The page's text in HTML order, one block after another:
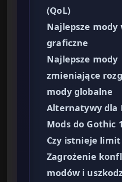
(QoL)
Najlepsze mody
graficzne
Najlepsze mody
zmieniające
mody globalne
Alternatywy dla
Mods do Gothic
Czy istnieje
Zagrożenie
modów i